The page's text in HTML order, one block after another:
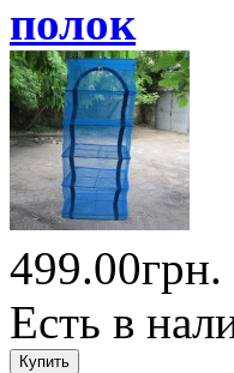
полок
499.00грн.
Есть в